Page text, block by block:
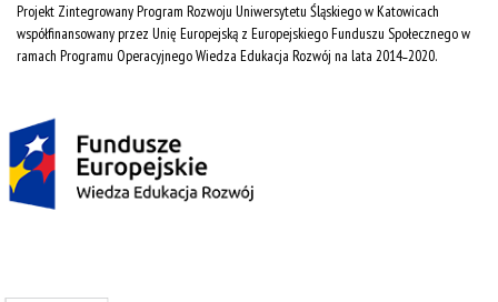
Projekt Zintegrowany Program Rozwoju Uniwersytetu Śląskiego w Katowicach
współfinansowany przez Unię Europejską z Europejskiego Funduszu Społecznego w
ramach Programu Operacyjnego Wiedza Edukacja Rozwój na lata 2014˗2020.